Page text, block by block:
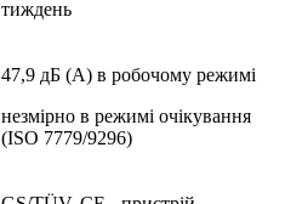
тиждень
47,9 дБ (A) в робочому режимі
незмірно в режимі очікування
(ISO 7779/9296)